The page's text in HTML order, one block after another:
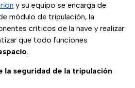
y su equipo se encarga de
módulo de tripulación, la
críticos de la nave y realizar
que todo funciones
.
la seguridad de la tripulación